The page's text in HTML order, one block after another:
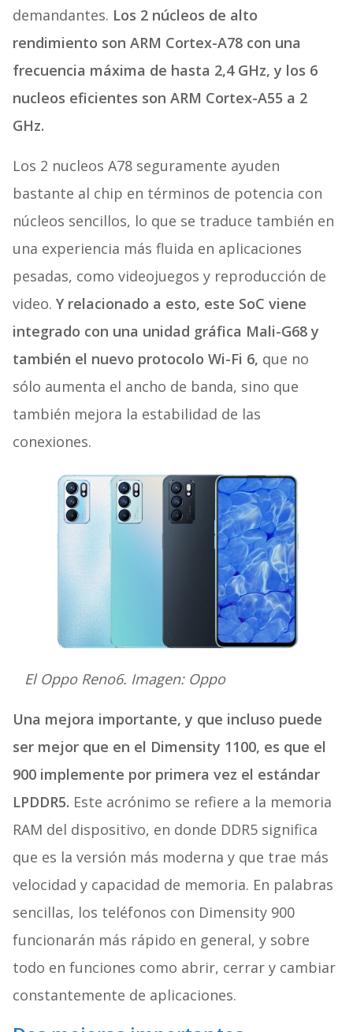
demandantes. Los 2 núcleos de alto
rendimiento son ARM Cortex-A78 con una
frecuencia máxima de hasta 2,4 GHz, y los 6
nucleos eficientes son ARM Cortex-A55 a 2
GHz.
Los 2 nucleos A78 seguramente ayuden
bastante al chip en términos de potencia con
núcleos sencillos, lo que se traduce también en
una experiencia más fluida en aplicaciones
pesadas, como videojuegos y reproducción de
video. Y relacionado a esto, este SoC viene
integrado con una unidad gráfica Mali-G68 y
también el nuevo protocolo Wi-Fi 6, que no
sólo aumenta el ancho de banda, sino que
también mejora la estabilidad de las
conexiones.
El Oppo Reno6. Imagen: Oppo
Una mejora importante, y que incluso puede
ser mejor que en el Dimensity 1100, es que el
900 implemente por primera vez el estándar
LPDDR5. Este acrónimo se refiere a la memoria
RAM del dispositivo, en donde DDR5 significa
que es la versión más moderna y que trae más
velocidad y capacidad de memoria. En palabras
sencillas, los teléfonos con Dimensity 900
funcionarán más rápido en general, y sobre
todo en funciones como abrir, cerrar y cambiar
constantemente de aplicaciones.